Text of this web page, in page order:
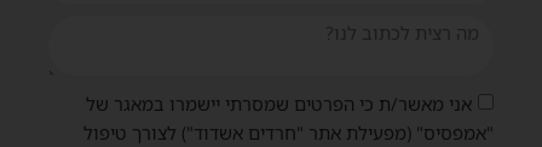
אני מאשר/ת כי הפרטים שמסרתי יישמרו במאגר של
"אמפסיס" (מפעילת אתר "חרדים אשדוד") לצורך טיפול